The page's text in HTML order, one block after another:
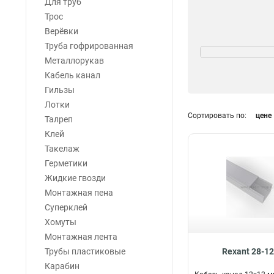
Трос
Верёвки
Труба гофрированная
Металлорукав
Кабель канал
Гильзы
Лотки
Талреп
Клей
Такелаж
Герметики
Жидкие гвозди
Монтажная пена
Суперклей
Хомуты
Монтажная лента
Трубы пластиковые
Карабин
С крышкой 42
Сортировать по: цене
Rexant 28-